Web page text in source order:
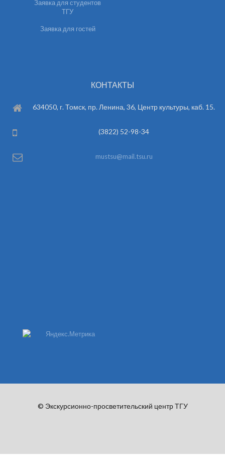
Заявка для студентов
ТГУ
Заявка для гостей
КОНТАКТЫ
634050, г. Томск, пр. Ленина, 36, Центр культуры, каб. 15.
(3822) 52-98-34
mustsu@mail.tsu.ru
© Экскурсионно-просветительский центр ТГУ